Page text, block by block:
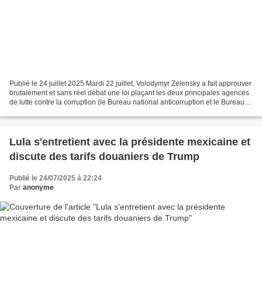
Publié le 24 juillet 2025 Mardi 22 juillet, Volodymyr Zelensky a fait approuver
brutalement et sans réel débat une loi plaçant les deux principales agences
de lutte contre la corruption (le Bureau national anticorruption et le Bureau
Lula s'entretient avec la présidente mexicaine et
discute des tarifs douaniers de Trump
Publié le 24/07/2025 à 22:24
Par anonyme